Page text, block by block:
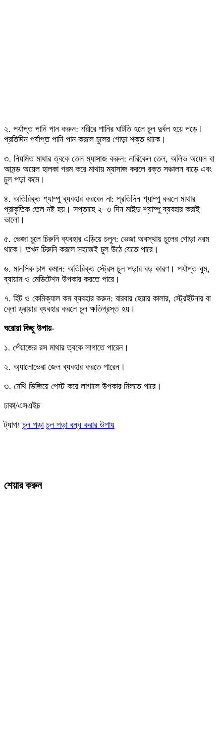
২. পর্যাপ্ত পানি পান করুন: শরীরে পানির ঘাটতি হলে চুল দুর্বল হয়ে পড়ে।
প্রতিদিন পর্যাপ্ত পানি পান করলে চুলের গোড়া শক্ত থাকে।
৩. নিয়মিত মাথার ত্বকে তেল ম্যাসাজ করুন: নারিকেল তেল, অলিভ অয়েল বা
আমন্ড অয়েল হালকা গরম করে মাথায় ম্যাসাজ করলে রক্ত সঞ্চালন বাড়ে এবং
চুল পড়া কমে।
৪. অতিরিক্ত শ্যাম্পু ব্যবহার করবেন না: প্রতিদিন শ্যাম্পু করলে মাথার
প্রাকৃতিক তেল নষ্ট হয়। সপ্তাহে ২–৩ দিন মাইল্ড শ্যাম্পু ব্যবহার করাই
ভালো।
৫. ভেজা চুলে চিরুনি ব্যবহার এড়িয়ে চলুন: ভেজা অবস্থায় চুলের গোড়া নরম
থাকে। তখন চিরুনি করলে সহজেই চুল উঠে যেতে পারে।
৬. মানসিক চাপ কমান: অতিরিক্ত স্ট্রেস চুল পড়ার বড় কারণ। পর্যাপ্ত ঘুম,
ব্যায়াম ও মেডিটেশন উপকার করতে পারে।
৭. হিট ও কেমিক্যাল কম ব্যবহার করুন: বারবার হেয়ার কালার, স্ট্রেইটনার বা
ব্লো ড্রায়ার ব্যবহার করলে চুল ক্ষতিগ্রস্ত হয়।
ঘরোয়া কিছু উপায়-
১. পেঁয়াজের রস মাথার ত্বকে লাগাতে পারেন।
২. অ্যালোভেরা জেল ব্যবহার করতে পারেন।
৩. মেথি ভিজিয়ে পেস্ট করে লাগালে উপকার মিলতে পারে।
ঢাকা/এসএইচ
ট্যাগঃ চুল পড়া চুল পড়া বন্ধ করার উপায়
শেয়ার করুন